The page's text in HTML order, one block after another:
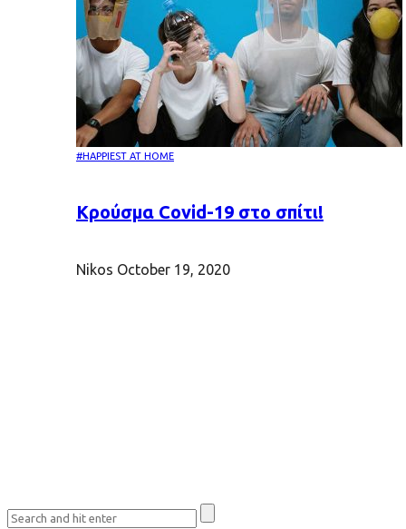
#HAPPIEST AT HOME
Κρούσμα Covid-19 στο σπίτι!
Nikos October 19, 2020